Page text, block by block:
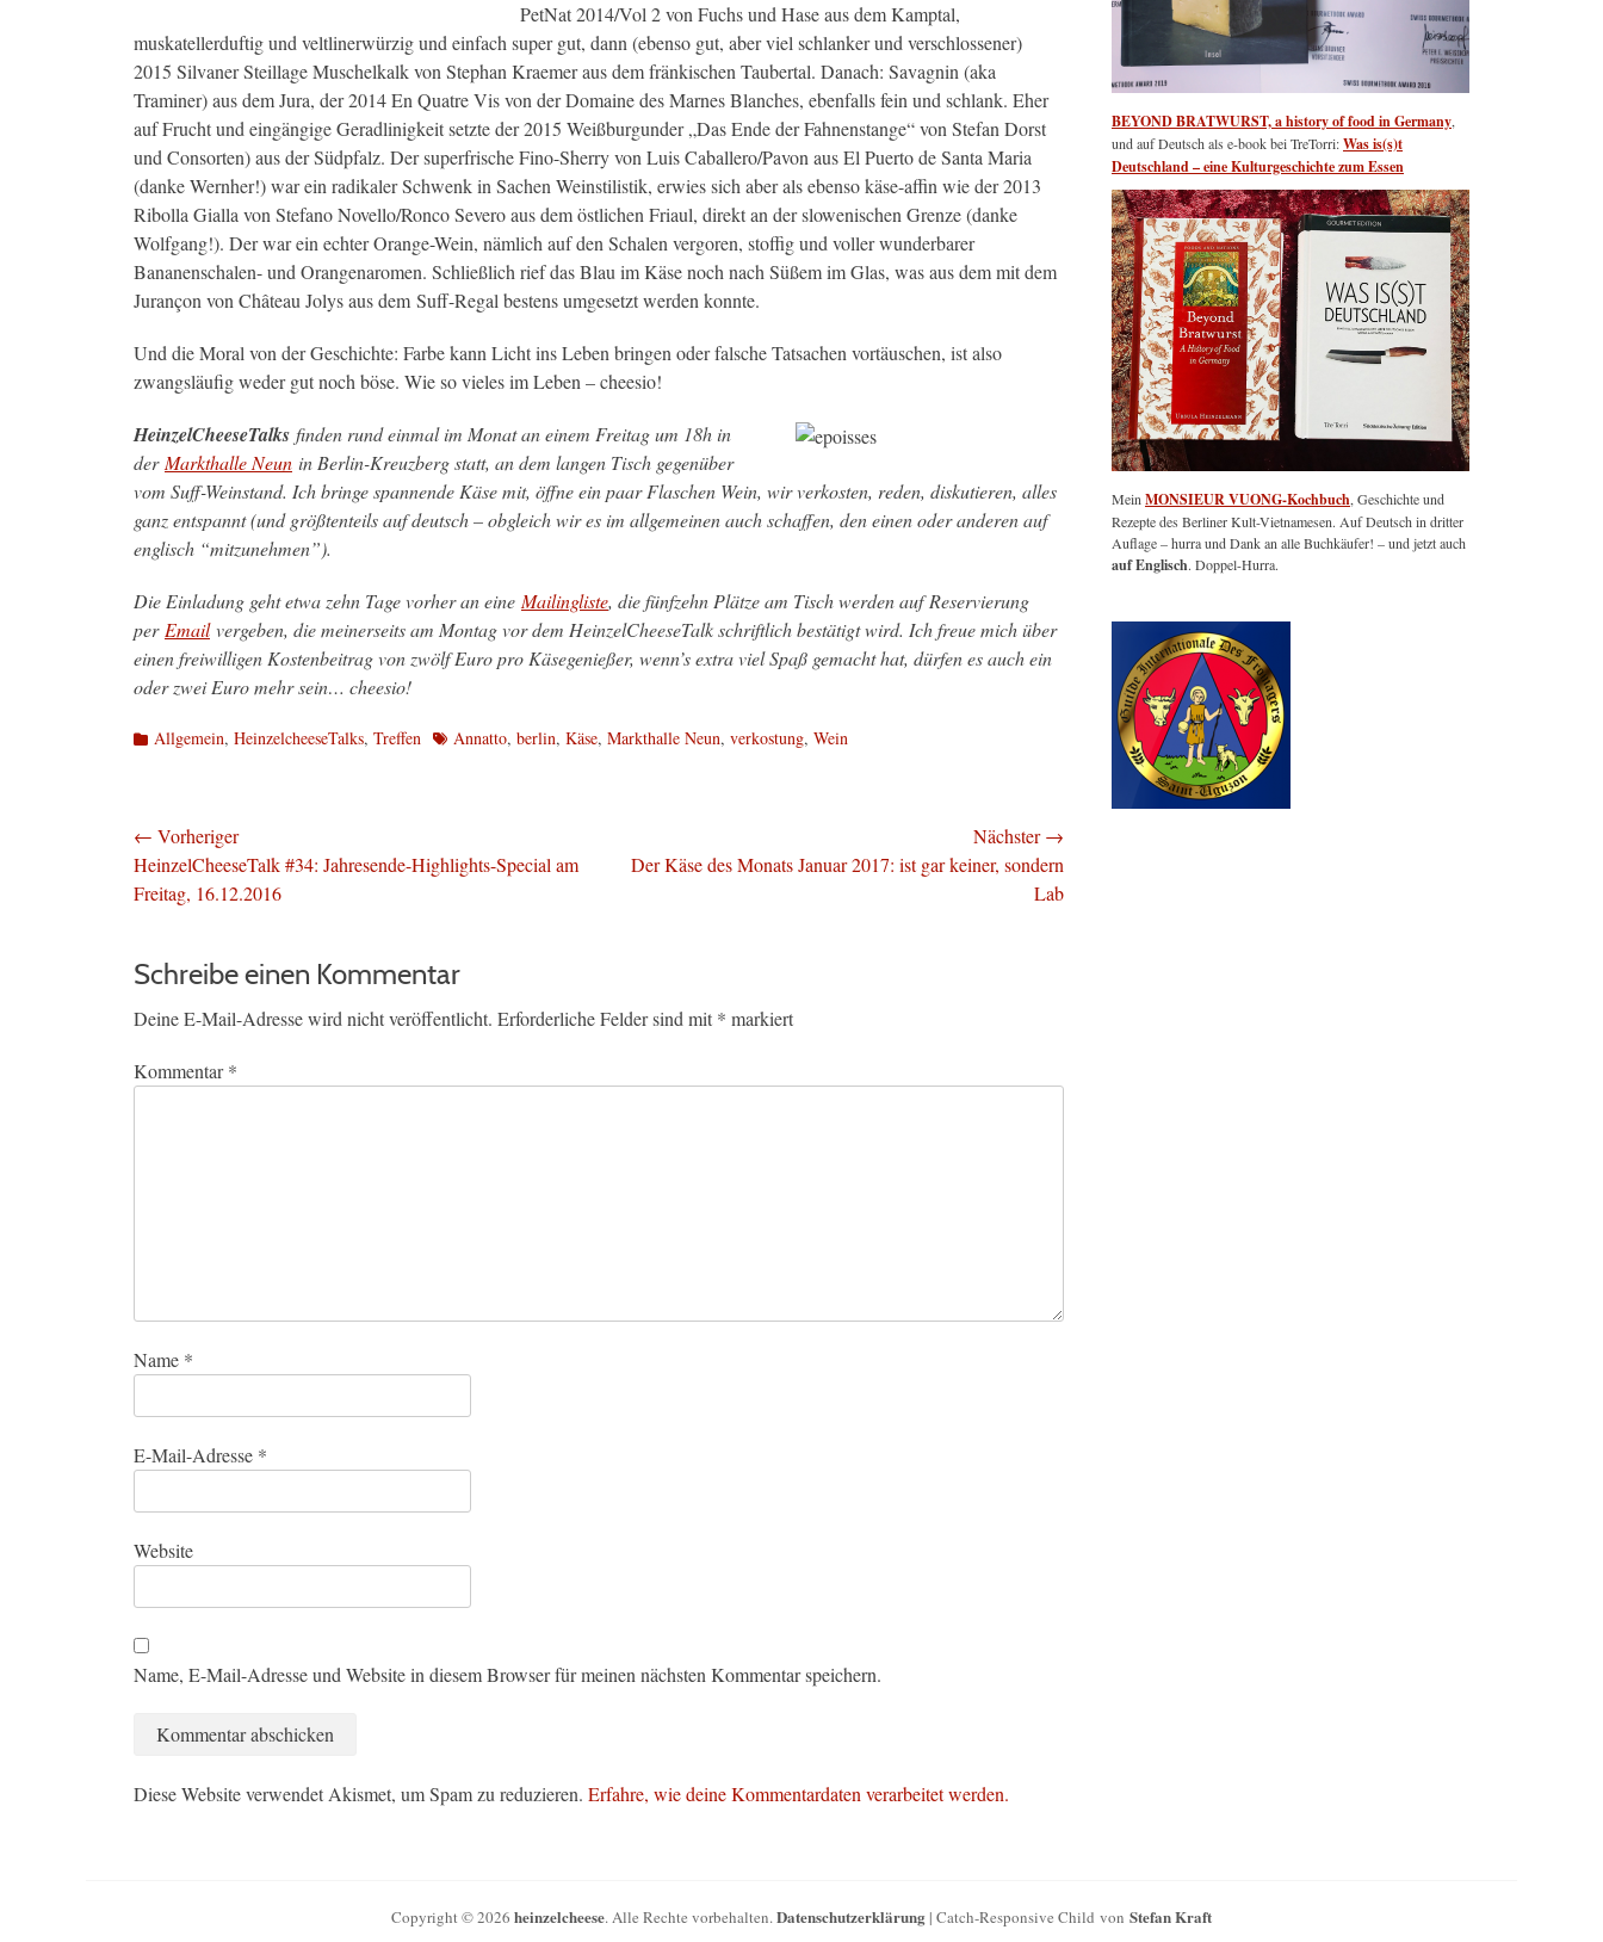
PetNat 2014/Vol 2 von Fuchs und Hase aus dem Kamptal,
muskatellerduftig und veltlinerwürzig und einfach super gut, dann (ebenso gut, aber viel schlanker und verschlossener)
2015 Silvaner Steillage Muschelkalk von Stephan Kraemer aus dem fränkischen Taubertal. Danach: Savagnin (aka
Traminer) aus dem Jura, der 2014 En Quatre Vis von der Domaine des Marnes Blanches, ebenfalls fein und schlank. Eher
auf Frucht und eingängige Geradlinigkeit setzte der 2015 Weißburgunder „Das Ende der Fahnenstange“ von Stefan Dorst
und Consorten) aus der Südpfalz. Der superfrische Fino-Sherry von Luis Caballero/Pavon aus El Puerto de Santa Maria
(danke Wernher!) war ein radikaler Schwenk in Sachen Weinstilistik, erwies sich aber als ebenso käse-affin wie der 2013
Ribolla Gialla von Stefano Novello/Ronco Severo aus dem östlichen Friaul, direkt an der slowenischen Grenze (danke
Wolfgang!). Der war ein echter Orange-Wein, nämlich auf den Schalen vergoren, stoffig und voller wunderbarer
Bananenschalen- und Orangenaromen. Schließlich rief das Blau im Käse noch nach Süßem im Glas, was aus dem mit dem
Jurançon von Château Jolys aus dem Suff-Regal bestens umgesetzt werden konnte.
Und die Moral von der Geschichte: Farbe kann Licht ins Leben bringen oder falsche Tatsachen vortäuschen, ist also
zwangsläufig weder gut noch böse. Wie so vieles im Leben – cheesio!
HeinzelCheeseTalks finden rund einmal im Monat an einem Freitag um 18h in
der Markthalle Neun in Berlin-Kreuzberg statt, an dem langen Tisch gegenüber
vom Suff-Weinstand. Ich bringe spannende Käse mit, öffne ein paar Flaschen Wein, wir verkosten, reden, diskutieren, alles
ganz entspannt (und größtenteils auf deutsch – obgleich wir es im allgemeinen auch schaffen, den einen oder anderen auf
englisch “mitzunehmen”).
Die Einladung geht etwa zehn Tage vorher an eine Mailingliste, die fünfzehn Plätze am Tisch werden auf Reservierung
per Emailvergeben, die meinerseits am Montag vor dem HeinzelCheeseTalk schriftlich bestätigt wird. Ich freue mich über
einen freiwilligen Kostenbeitrag von zwölf Euro pro Käsegenießer, wenn’s extra viel Spaß gemacht hat, dürfen es auch ein
oder zwei Euro mehr sein… cheesio!
Kategorien
Allgemein, HeinzelcheeseTalks, Treffen Schlagworte
Annatto, berlin, Käse, Markthalle Neun, verkostung, Wein
Beitragsnavigation
← Vorheriger
Vorheriger
Beitrag:
HeinzelCheeseTalk #34: Jahresende-Highlights-Special am
Freitag, 16.12.2016
Nächster →
Nächster
Der Käse des Monats Januar 2017: ist gar keiner, sondern
Lab
Schreibe einen Kommentar
Deine E-Mail-Adresse wird nicht veröffentlicht. Erforderliche Felder sind mit * markiert
Kommentar*
Name *
E-Mail-Adresse *
Website
Name, E-Mail-Adresse und Website in diesem Browser für meinen nächsten Kommentar speichern.
Diese Website verwendet Akismet, um Spam zu reduzieren. Erfahre, wie deine Kommentardaten verarbeitet werden.
BEYOND BRATWURST, a history of food in Germany
und auf Deutsch als e-book bei TreTorri:Was is(s)t
Deutschland – eine Kulturgeschichte zum Essen
Mein MONSIEUR VUONG-Kochbuch , Geschichte und
Rezepte des Berliner Kult-Vietnamesen. Auf Deutsch in dritter
Auflage – hurra und Dank an alle Buchkäufer! – und jetzt auch
auf Englisch. Doppel-Hurra.
Copyright © 2026 heinzelcheese. Alle Rechte vorbehalten.Datenschutzerklärung | Catch-Responsive Child von Stefan Kraft